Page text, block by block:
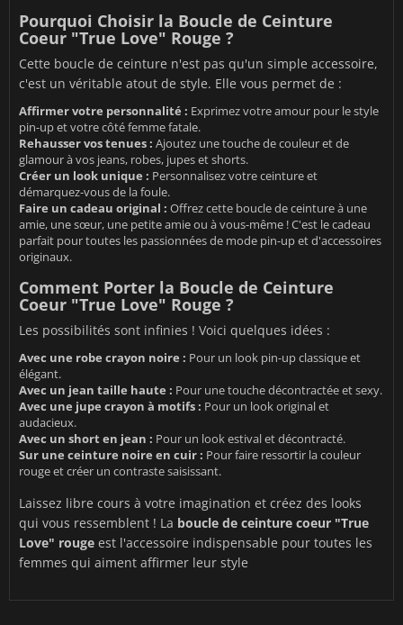
Pourquoi Choisir la Boucle de Ceinture
Coeur "True Love" Rouge ?
Cette boucle de ceinture n'est pas qu'un simple accessoire,
c'est un véritable atout de style. Elle vous permet de :
Affirmer votre personnalité : Exprimez votre amour pour le style
pin-up et votre côté femme fatale.
Rehausser vos tenues : Ajoutez une touche de couleur et de
glamour à vos jeans, robes, jupes et shorts.
Créer un look unique : Personnalisez votre ceinture et
démarquez-vous de la foule.
Faire un cadeau original : Offrez cette boucle de ceinture à une
amie, une sœur, une petite amie ou à vous-même ! C'est le cadeau
parfait pour toutes les passionnées de mode pin-up et d'accessoires
originaux.
Comment Porter la Boucle de Ceinture
Coeur "True Love" Rouge ?
Les possibilités sont infinies ! Voici quelques idées :
Avec une robe crayon noire : Pour un look pin-up classique et
élégant.
Avec un jean taille haute : Pour une touche décontractée et sexy.
Avec une jupe crayon à motifs : Pour un look original et
audacieux.
Avec un short en jean : Pour un look estival et décontracté.
Sur une ceinture noire en cuir : Pour faire ressortir la couleur
rouge et créer un contraste saisissant.
Laissez libre cours à votre imagination et créez des looks
qui vous ressemblent ! La boucle de ceinture coeur "True
Love" rouge est l'accessoire indispensable pour toutes les
femmes qui aiment affirmer leur style